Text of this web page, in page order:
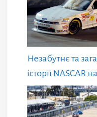
Незабутнє та
історії NASCAR